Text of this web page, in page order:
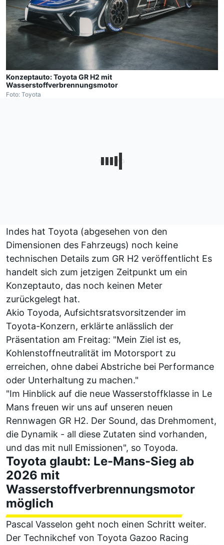
Konzeptauto: Toyota GR H2 mit
Wasserstoffverbrennungsmotor
Foto: Toyota
Indes hat Toyota (abgesehen von den
Dimensionen des Fahrzeugs) noch keine
technischen Details zum GR H2 veröffentlicht Es
handelt sich zum jetzigen Zeitpunkt um ein
Konzeptauto, das noch keinen Meter
zurückgelegt hat.
Akio Toyoda, Aufsichtsratsvorsitzender im
Toyota-Konzern, erklärte anlässlich der
Präsentation am Freitag: "Mein Ziel ist es,
Kohlenstoffneutralität im Motorsport zu
erreichen, ohne dabei Abstriche bei Performance
oder Unterhaltung zu machen."
"Im Hinblick auf die neue Wasserstoffklasse in Le
Mans freuen wir uns auf unseren neuen
Rennwagen GR H2. Der Sound, das Drehmoment,
die Dynamik - all diese Zutaten sind vorhanden,
und das mit null Emissionen", so Toyoda.
Toyota glaubt: Le-Mans-Sieg ab
2026 mit
Wasserstoffverbrennungsmotor
möglich
Pascal Vasselon geht noch einen Schritt weiter.
Der Technikchef von Toyota Gazoo Racing